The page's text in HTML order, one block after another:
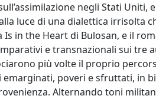
negli Stati Uniti,
luce di una dialettica irrisolta
in the Heart di Bulosan, e il
e transnazionali sui tre
più volte il proprio
poveri e sfruttati, in
Alternando toni